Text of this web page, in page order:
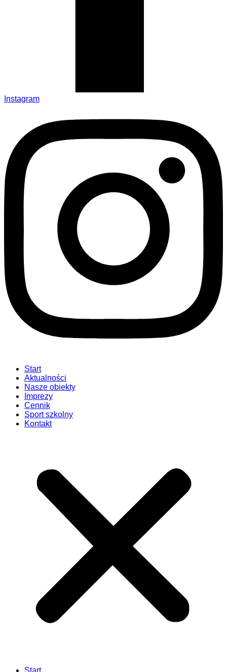
Instagram
Start
Aktualności
Nasze obiekty
Imprezy
Cennik
Sport szkolny
Kontakt
Start